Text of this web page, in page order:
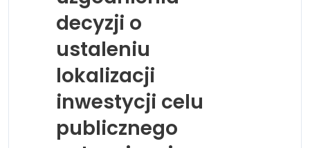
decyzji o
ustaleniu
lokalizacji
inwestycji celu
publicznego